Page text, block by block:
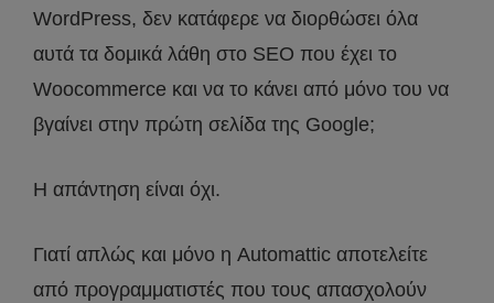
WordPress, δεν κατάφερε να διορθώσει όλα
αυτά τα δομικά λάθη στο SEO που έχει το
Woocommerce και να το κάνει από μόνο του να
βγαίνει στην πρώτη σελίδα της Google;
Η απάντηση είναι όχι.
Γιατί απλώς και μόνο η Automattic αποτελείτε
από προγραμματιστές που τους απασχολούν